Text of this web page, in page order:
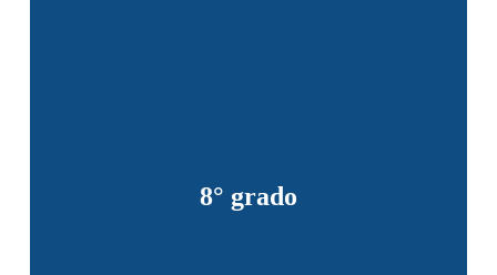
8° grado